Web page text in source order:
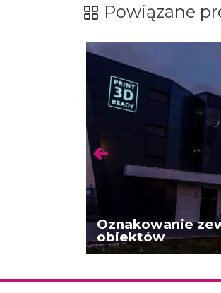
Powiązane
Oznakowanie
obiektów